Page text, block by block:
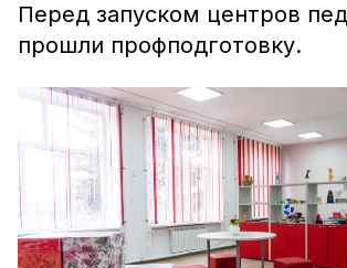
Перед запуском центров
прошли профподготовку.